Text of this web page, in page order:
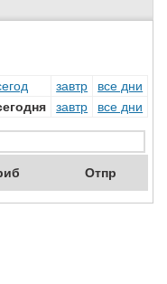
завтр
все дни
завтр все дни
Отпр